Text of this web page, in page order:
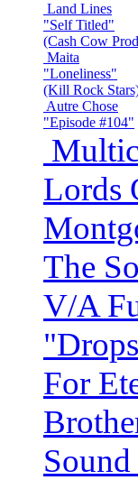
Land Lines
"Self Titled"
(Cash Cow
Maita
"Loneliness"
(Kill Rock
Autre Chose
"Episode #104"
Lords
The
V/A
For